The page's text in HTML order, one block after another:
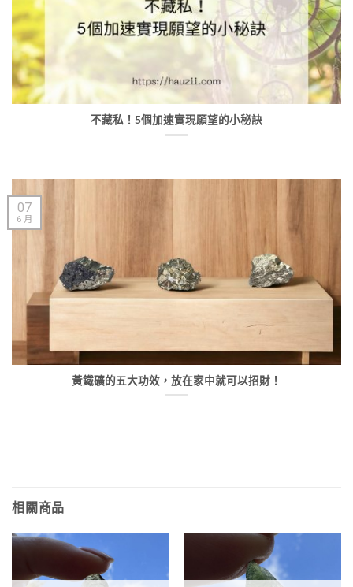
不藏私！5個加速實現願望的小秘訣
黃鐵礦的五大功效，放在家中就可以招財！
07
6 月
相關商品